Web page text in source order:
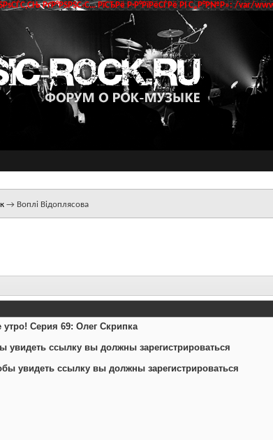
РґР°РЅРЅС‹С… РїСЂРё Р·Р°РїРёСЃРё РІ С„Р°Р№Р»: /
→ Воплі Відоплясова
утро! Серия 69: Олег Скрипка
увидеть ссылку вы должны зарегистрироваться
увидеть ссылку вы должны зарегистрироваться